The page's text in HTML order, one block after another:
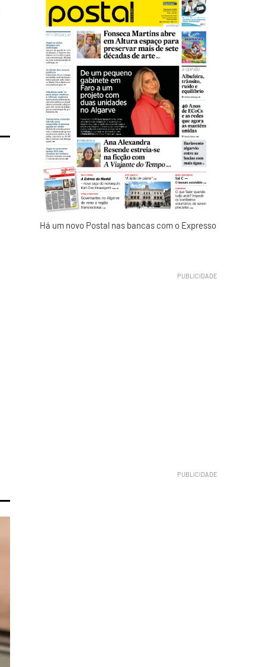
Há um novo Postal nas bancas com o Expresso